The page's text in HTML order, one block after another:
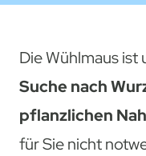
Die Wühlmaus ist
Suche nach
pflanzlichen
für Sie nicht